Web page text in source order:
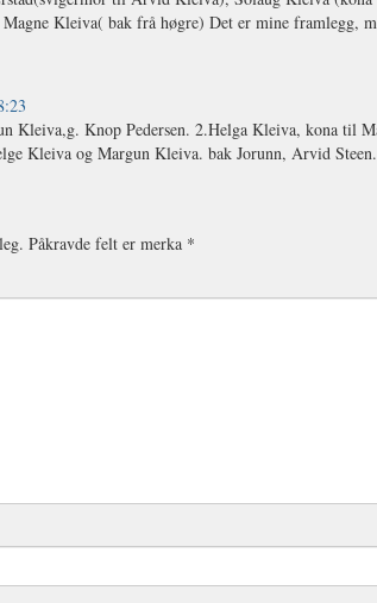
Kleiva( bak frå høgre) Det er mine framlegg,
Kleiva,g. Knop Pedersen. 2.Helga Kleiva, kona til
Kleiva og Margun Kleiva. bak Jorunn, Arvid
Påkravde felt er merka *